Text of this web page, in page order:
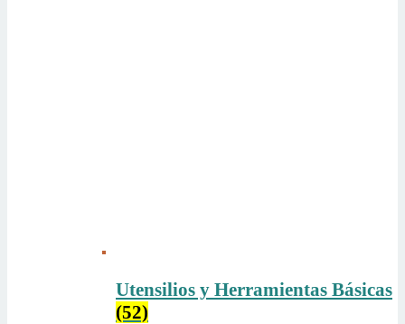
Utensilios y Herramientas Básicas
(52)